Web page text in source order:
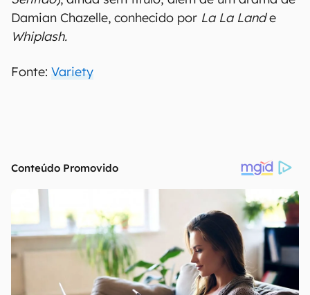
Damian Chazelle, conhecido por La La Lande
Whiplash.
Fonte: Variety